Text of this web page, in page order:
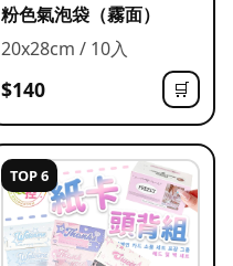
粉色氣泡袋（霧面）
20x28cm / 10入
$140 🛒
TOP 6